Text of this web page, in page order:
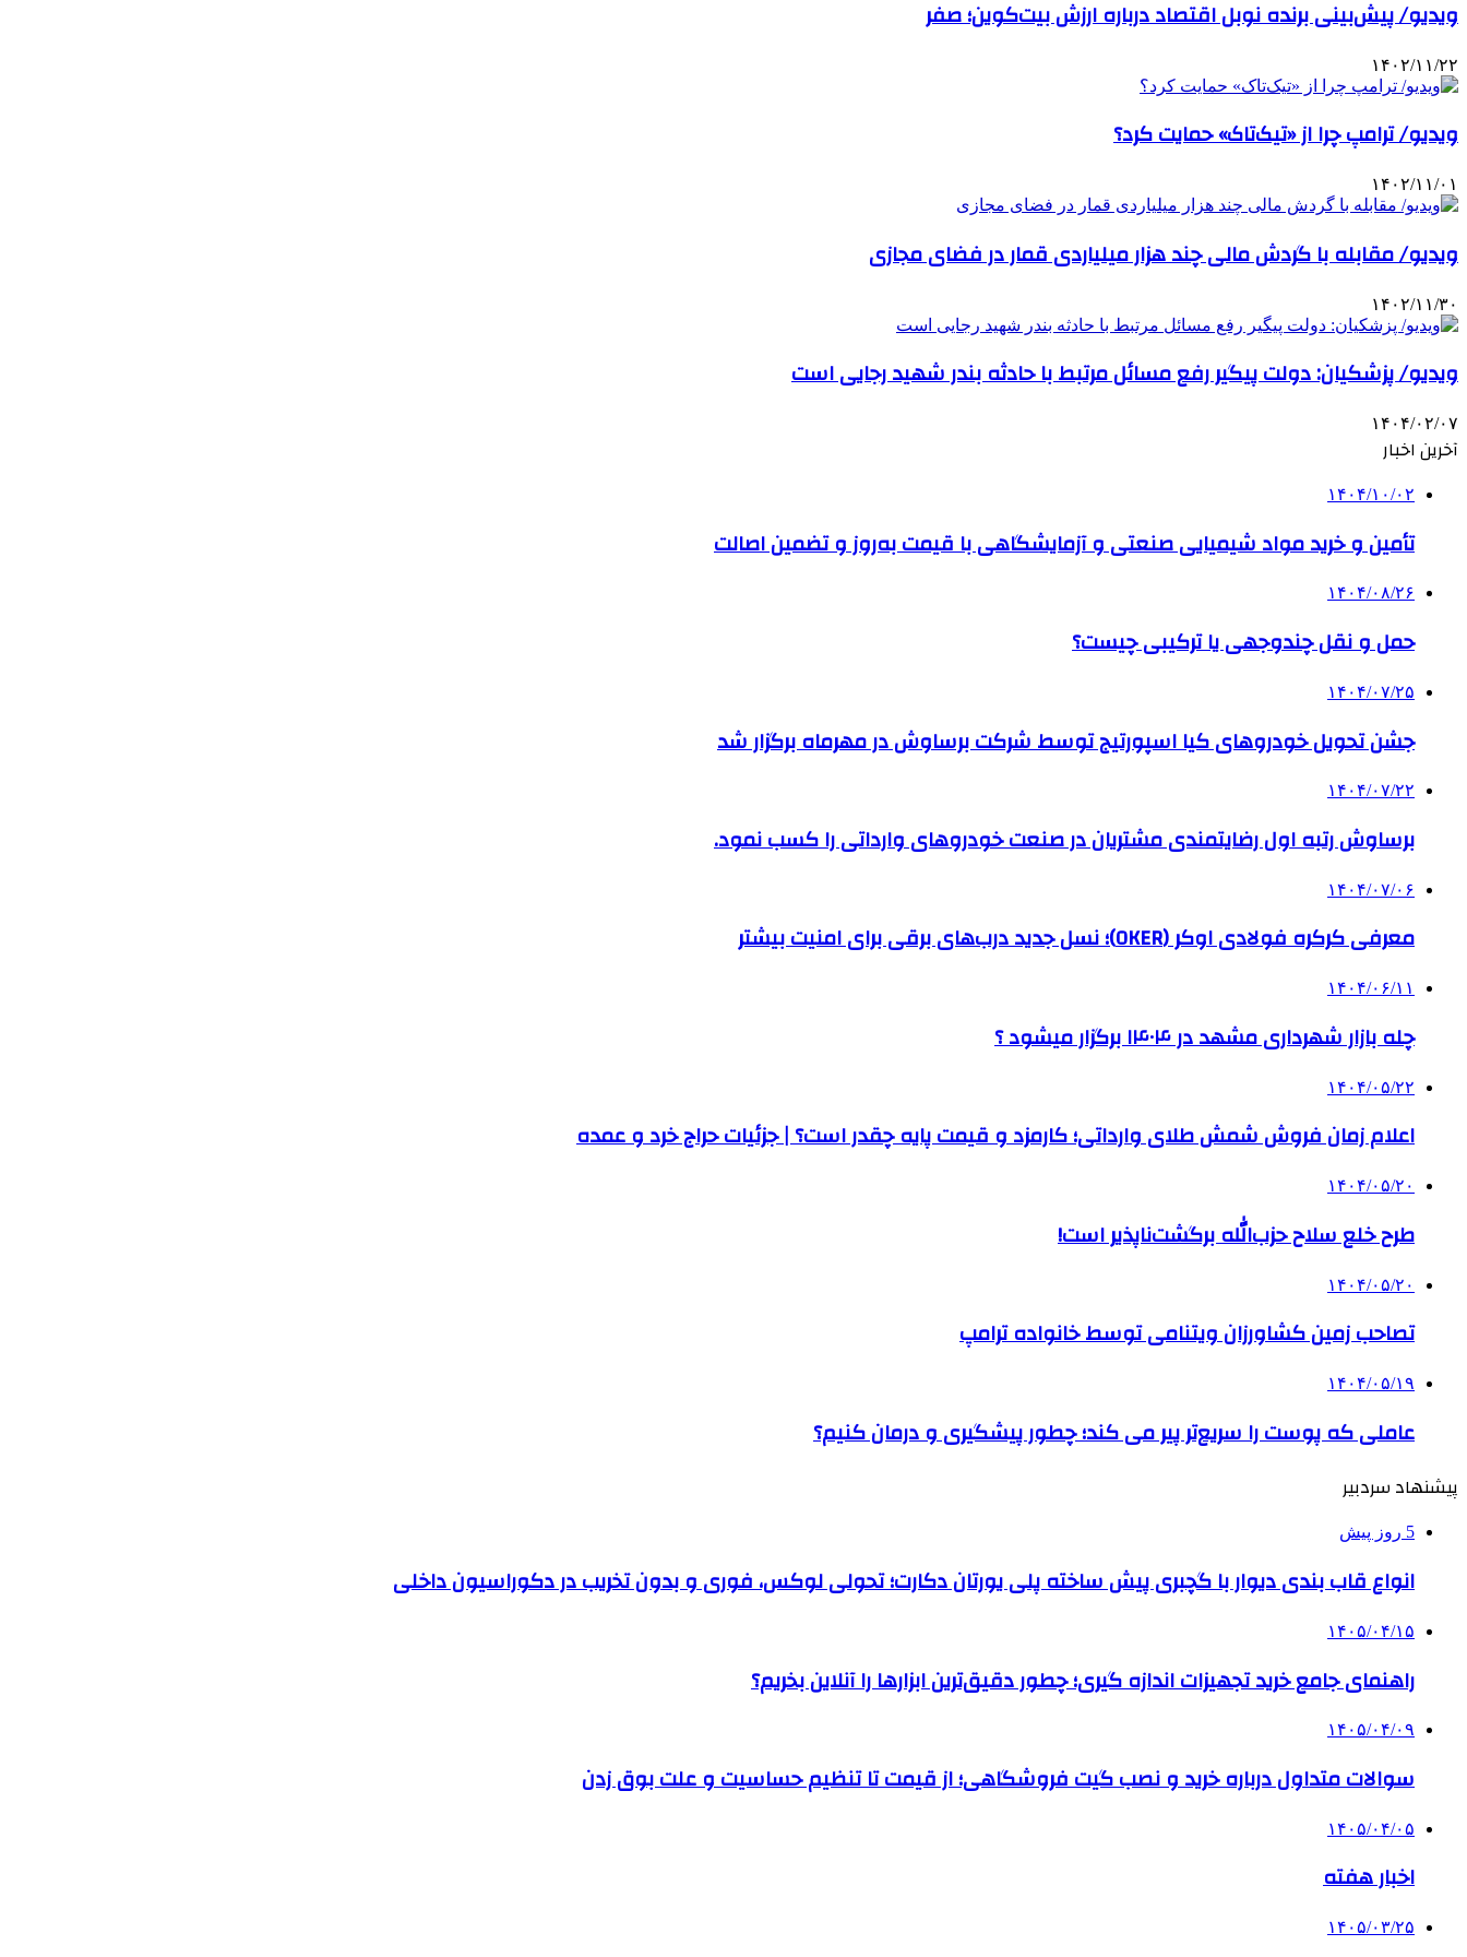
ویدیو/ پیش‌بینی برنده نوبل اقتصاد درباره ارزش بیت‌کوین؛ صفر
۱۴۰۲/۱۱/۲۲
ویدیو/ ترامپ چرا از «تیک‌تاک» حمایت کرد؟
۱۴۰۲/۱۱/۰۱
ویدیو/ مقابله با گردش مالی چند هزار میلیاردی قمار در فضای مجازی
۱۴۰۲/۱۱/۳۰
ویدیو/ پزشکیان: دولت پیگیر رفع مسائل مرتبط با حادثه بندر شهید رجایی است
۱۴۰۴/۰۲/۰۷
آخرین اخبار
۱۴۰۴/۱۰/۰۲
تأمین و خرید مواد شیمیایی صنعتی و آزمایشگاهی با قیمت به‌روز و تضمین اصالت
۱۴۰۴/۰۸/۲۶
حمل و نقل چندوجهی یا ترکیبی چیست؟
۱۴۰۴/۰۷/۲۵
جشن تحویل خودروهای کیا اسپورتیج توسط شرکت برساوش در مهرماه برگزار شد
۱۴۰۴/۰۷/۲۲
برساوش رتبه اول رضایتمندی مشتریان در صنعت خودروهای وارداتی را کسب نمود.
۱۴۰۴/۰۷/۰۶
معرفی کرکره فولادی اوکر (OKER)؛ نسل جدید درب‌های برقی برای امنیت بیشتر
۱۴۰۴/۰۶/۱۱
چله بازار شهرداری مشهد در ۱۴۰۴ برگزار میشود ؟
۱۴۰۴/۰۵/۲۲
اعلام زمان فروش شمش طلای وارداتی؛ کارمزد و قیمت پایه چقدر است؟ | جزئیات حراج خرد و عمده
۱۴۰۴/۰۵/۲۰
طرح خلع سلاح حزب‌الله برگشت‌ناپذیر است!
۱۴۰۴/۰۵/۲۰
تصاحب زمین کشاورزان ویتنامی توسط خانواده ترامپ
۱۴۰۴/۰۵/۱۹
عاملی که پوست را سریع‌تر پیر می کند؛ چطور پیشگیری و درمان کنیم؟
پیشنهاد سردبیر
5 روز پیش
انواع قاب بندی دیوار با گچبری پیش ساخته پلی یورتان دکارت؛ تحولی لوکس، فوری و بدون تخریب در دکوراسیون داخلی
۱۴۰۵/۰۴/۱۵
راهنمای جامع خرید تجهیزات اندازه گیری؛ چطور دقیق‌ترین ابزارها را آنلاین بخریم؟
۱۴۰۵/۰۴/۰۹
سوالات متداول درباره خرید و نصب گیت فروشگاهی؛ از قیمت تا تنظیم حساسیت و علت بوق زدن
۱۴۰۵/۰۴/۰۵
اخبار هفته
۱۴۰۵/۰۳/۲۵